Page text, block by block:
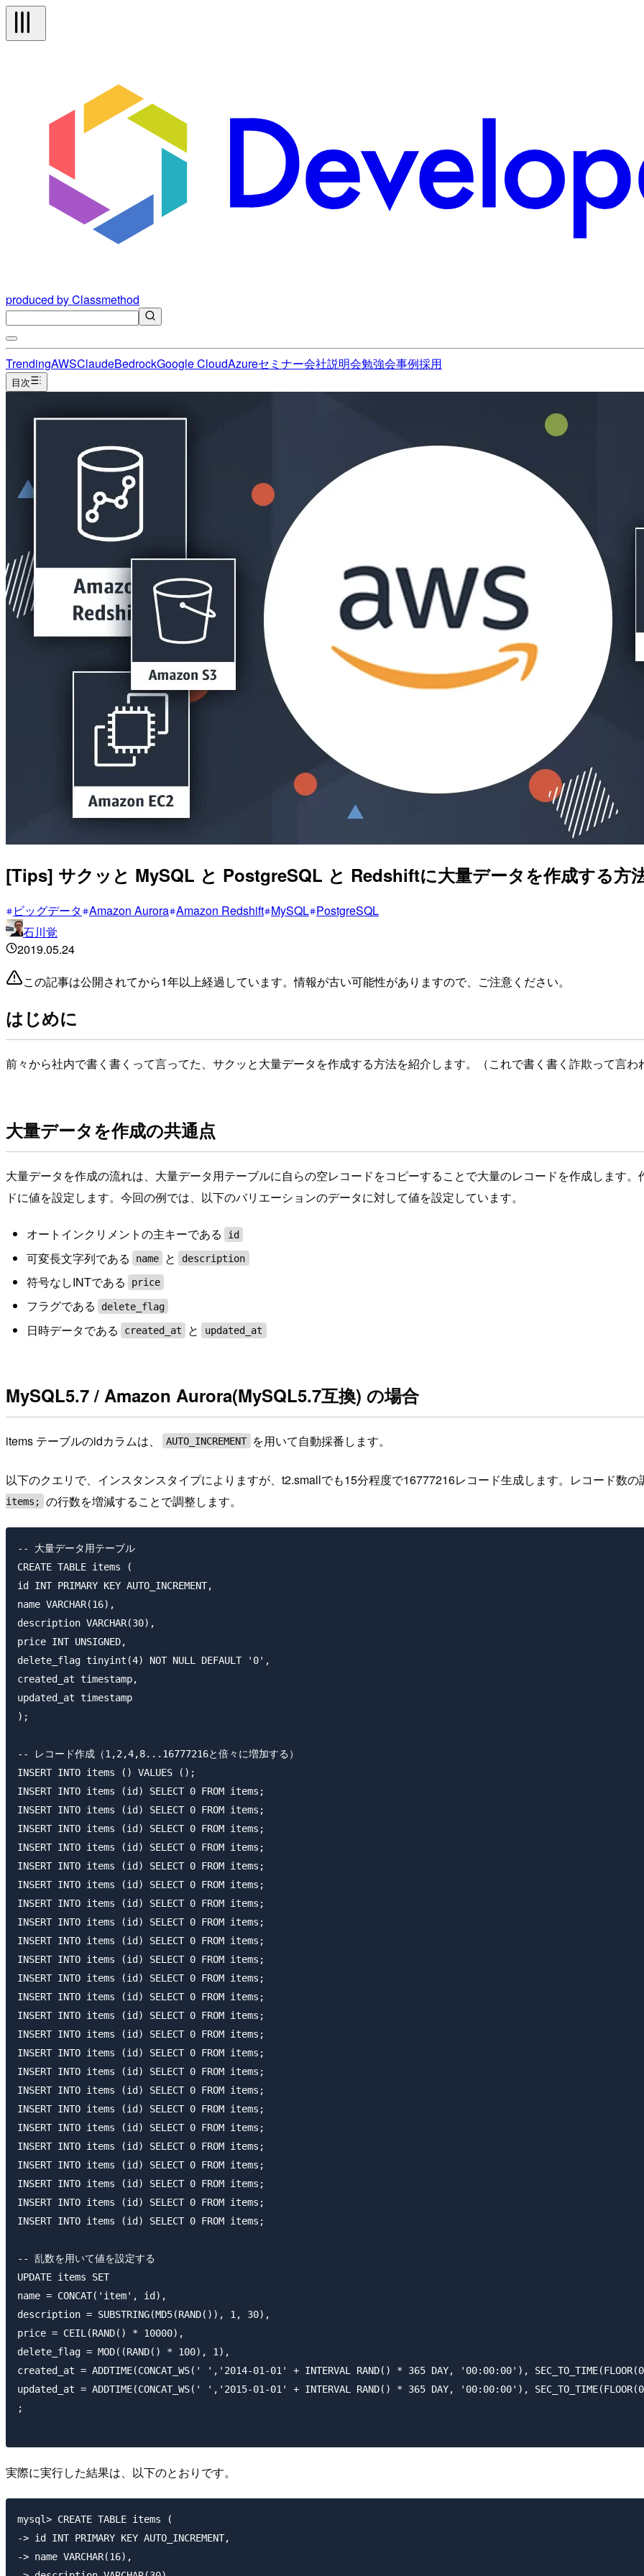
produced by Classmethod
TrendingAWSClaudeBedrockGoogle CloudAzureセミナー会社説明会勉強会事例採用
目次
[Tips] サクッと MySQL と PostgreSQL と Redshiftに大量データを作成する方
ビッグデータ Amazon Aurora Amazon Redshift MySQL PostgreSQL
石川覚
2019.05.24
この記事は公開されてから1年以上経過しています。情報が古い可能性がありますので、ご注意ください。
はじめに
前々から社内で書く書くって言ってた、サクッと大量データを作成する方法を紹介します。（これで書く書く詐欺って言わ
大量データを作成の共通点
大量データを作成の流れは、大量データ用テーブルに自らの空レコードをコピーすることで大量のレコードを作成します
ドに値を設定します。今回の例では、以下のバリエーションのデータに対して値を設定しています。
オートインクリメントの主キーである id
可変長文字列である name と description
符号なしINTである price
フラグである delete_flag
日時データである created_at と updated_at
MySQL5.7 / Amazon Aurora(MySQL5.7互換) の場合
items テーブルのidカラムは、 AUTO_INCREMENT を用いて自動採番します。
以下のクエリで、インスタンスタイプによりますが、t2.smallでも15分程度で16777216レコード生成します。レコード数
items; の行数を増減することで調整します。
-- 大量データ用テーブル
CREATE TABLE items (
id INT PRIMARY KEY AUTO_INCREMENT,
name VARCHAR(16),
description VARCHAR(30),
price INT UNSIGNED,
delete_flag tinyint(4) NOT NULL DEFAULT '0',
created_at timestamp,
updated_at timestamp
);
-- レコード作成（1,2,4,8...16777216と倍々に増加する）
INSERT INTO items () VALUES ();
INSERT INTO items (id) SELECT 0 FROM items;
INSERT INTO items (id) SELECT 0 FROM items;
INSERT INTO items (id) SELECT 0 FROM items;
INSERT INTO items (id) SELECT 0 FROM items;
INSERT INTO items (id) SELECT 0 FROM items;
INSERT INTO items (id) SELECT 0 FROM items;
INSERT INTO items (id) SELECT 0 FROM items;
INSERT INTO items (id) SELECT 0 FROM items;
INSERT INTO items (id) SELECT 0 FROM items;
INSERT INTO items (id) SELECT 0 FROM items;
INSERT INTO items (id) SELECT 0 FROM items;
INSERT INTO items (id) SELECT 0 FROM items;
INSERT INTO items (id) SELECT 0 FROM items;
INSERT INTO items (id) SELECT 0 FROM items;
INSERT INTO items (id) SELECT 0 FROM items;
INSERT INTO items (id) SELECT 0 FROM items;
INSERT INTO items (id) SELECT 0 FROM items;
INSERT INTO items (id) SELECT 0 FROM items;
INSERT INTO items (id) SELECT 0 FROM items;
INSERT INTO items (id) SELECT 0 FROM items;
INSERT INTO items (id) SELECT 0 FROM items;
INSERT INTO items (id) SELECT 0 FROM items;
INSERT INTO items (id) SELECT 0 FROM items;
INSERT INTO items (id) SELECT 0 FROM items;
-- 乱数を用いて値を設定する
UPDATE items SET
name = CONCAT('item', id),
description = SUBSTRING(MD5(RAND()), 1, 30),
price = CEIL(RAND() * 10000),
delete_flag = MOD((RAND() * 100), 1),
created_at = ADDTIME(CONCAT_WS(' ','2014-01-01' + INTERVAL RAND() * 365 DAY, '00:00:00'),
updated_at = ADDTIME(CONCAT_WS(' ','2015-01-01' + INTERVAL RAND() * 365 DAY, '00:00:00'),
;
実際に実行した結果は、以下のとおりです。
mysql> CREATE TABLE items (
-> id INT PRIMARY KEY AUTO_INCREMENT,
-> name VARCHAR(16),